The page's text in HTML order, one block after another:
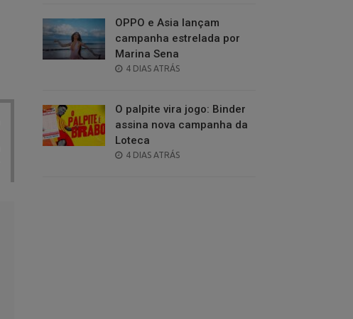
OPPO e Asia lançam
campanha estrelada por
Marina Sena
POSTED
4 DIAS ATRÁS
O palpite vira jogo: Binder
assina nova campanha da
Loteca
POSTED
4 DIAS ATRÁS